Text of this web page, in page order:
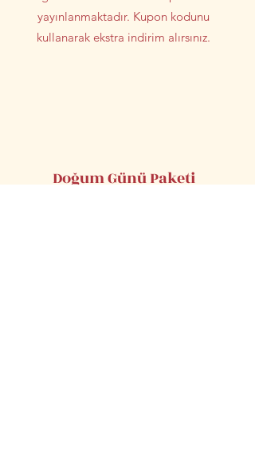
yayınlanmaktadır. Kupon kodunu
kullanarak ekstra indirim alırsınız.
Doğum Günü Paketi